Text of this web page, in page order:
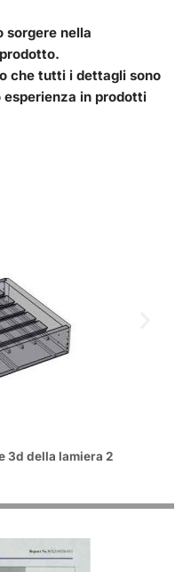
sorgere nella
che tutti i dettagli sono
in prodotti
3d della lamiera 2